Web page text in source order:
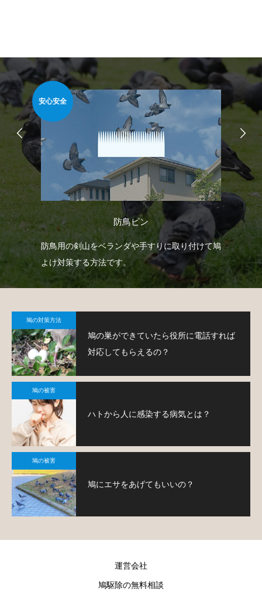
安心安全
防鳥ピン
防鳥用の剣山をベランダや手すりに取り付けて鳩
よけ対策する方法です。
鳩の対策方法
鳩の巣ができていたら役所に電話すれば
対応してもらえるの？
鳩の被害
ハトから人に感染する病気とは？
鳩の被害
鳩にエサをあげてもいいの？
運営会社
鳩駆除の無料相談